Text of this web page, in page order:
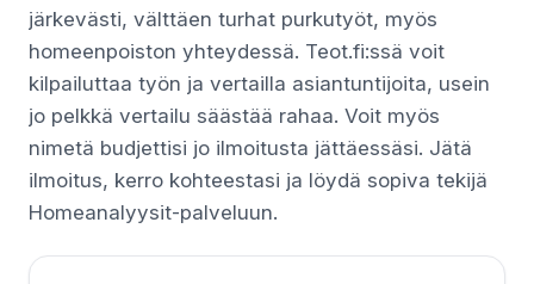
järkevästi, välttäen turhat purkutyöt, myös
homeenpoiston yhteydessä. Teot.fi:ssä voit
kilpailuttaa työn ja vertailla asiantuntijoita, usein
jo pelkkä vertailu säästää rahaa. Voit myös
nimetä budjettisi jo ilmoitusta jättäessäsi. Jätä
ilmoitus, kerro kohteestasi ja löydä sopiva tekijä
Homeanalyysit-palveluun.